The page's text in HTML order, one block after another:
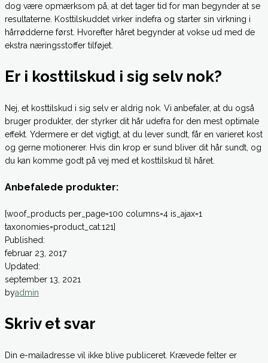
dog være opmærksom på, at det tager tid for man begynder at se
resultaterne. Kosttilskuddet virker indefra og starter sin virkning i
hårrødderne først. Hvorefter håret begynder at vokse ud med de
ekstra næringsstoffer tilføjet.
Er i kosttilskud i sig selv nok?
Nej, et kosttilskud i sig selv er aldrig nok. Vi anbefaler, at du også
bruger produkter, der styrker dit hår udefra for den mest optimale
effekt. Ydermere er det vigtigt, at du lever sundt, får en varieret kost
og gerne motionerer. Hvis din krop er sund bliver dit hår sundt, og
du kan komme godt på vej med et kosttilskud til håret.
Anbefalede produkter:
[woof_products per_page=100 columns=4 is_ajax=1
taxonomies=product_cat:121]
Published:
februar 23, 2017
Updated:
september 13, 2021
byadmin
Skriv et svar
Din e-mailadresse vil ikke blive publiceret. Krævede felter er